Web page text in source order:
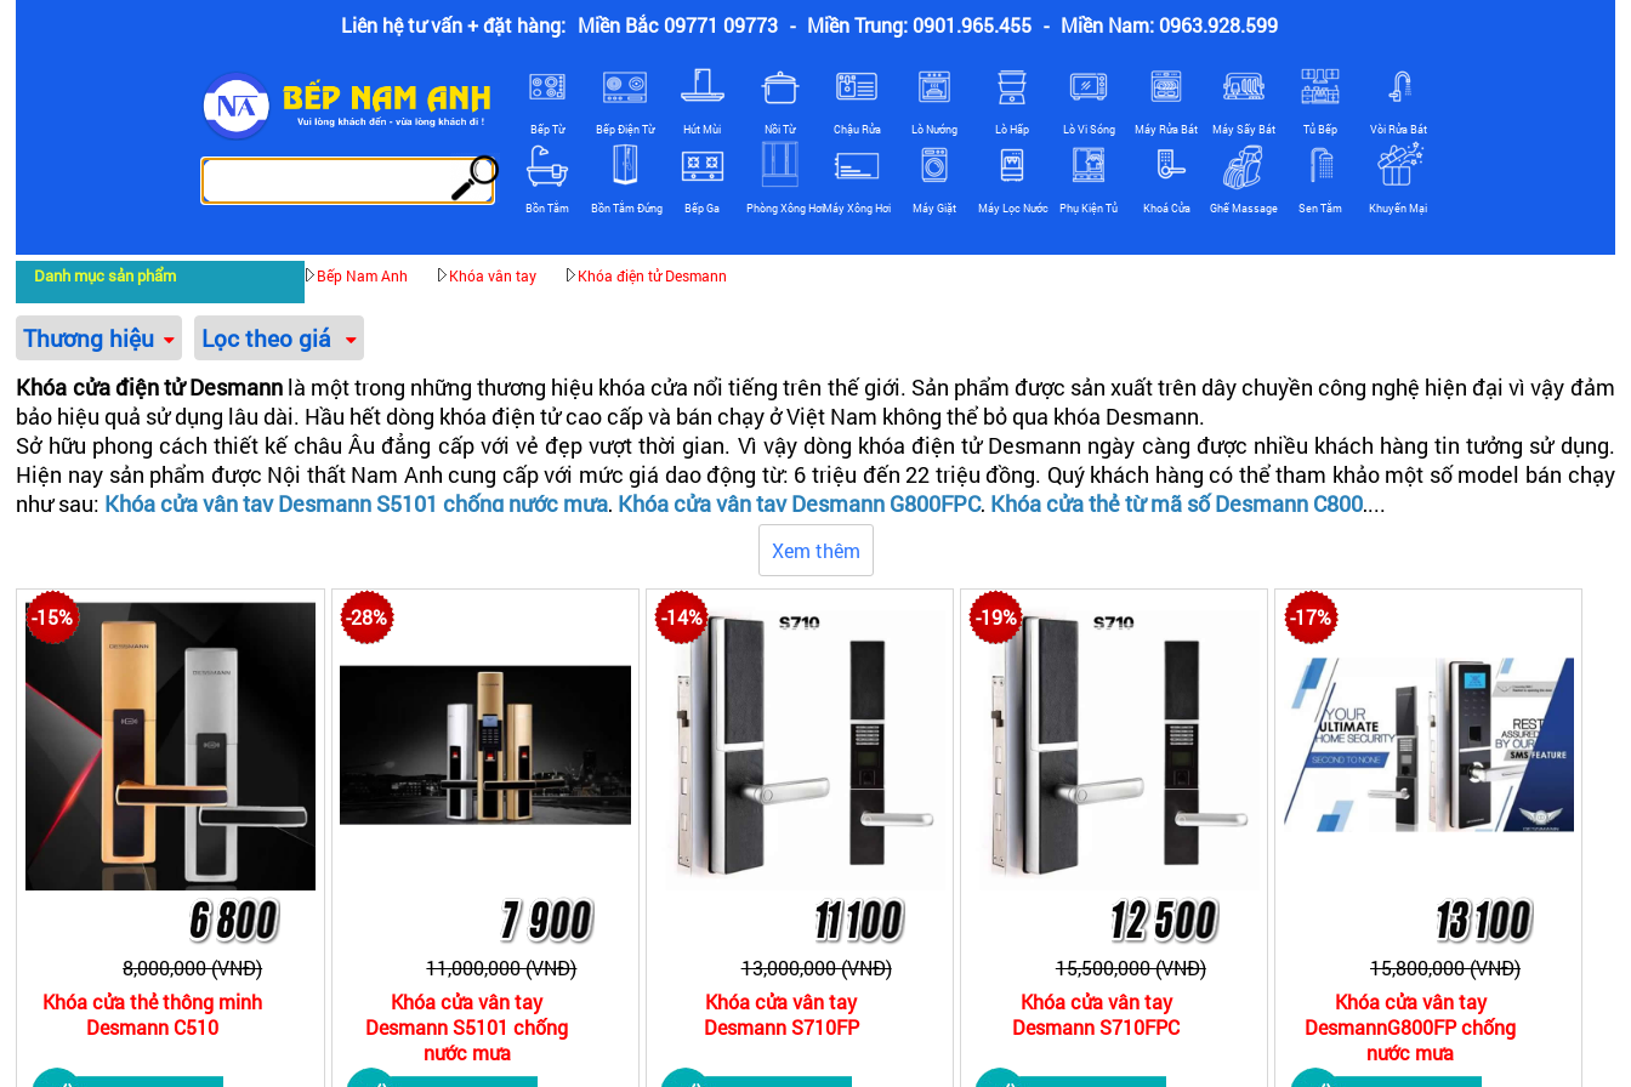
Liên hệ tư vấn + đặt hàng: Miền Bắc 09771 09773 - Miền Trung: 0901.965.455 - Miền Nam: 0963.928.599
Bếp Từ Bếp Điện Từ Hút Mùi Nồi Từ Chậu Rửa Lò Nướng Lò Hấp Lò Vi Sóng Máy Rửa Bát Máy Sấy Bát Tủ Bếp Vòi Rửa Bát
Bồn Tắm Bồn Tắm Đứng Bếp Ga Phòng Xông HơiMáy Xông Hơi Máy Giặt Máy Lọc Nước Phụ Kiện Tủ Khoá Cửa Ghế Massage Sen Tắm Khuyến Mại
Danh mục sản phẩm Bếp Nam Anh Khóa vân tay Khóa điện tử Desmann
Thương hiệu Lọc theo giá
Khóa cửa điện tử Desmannlà một trong những thương hiệu khóa cửa nổi tiếng trên thế giới. Sản phẩm được sản xuất trên dây chuyền công nghệ hiện đại vì vậy đảm
bảo hiệu quả sử dụng lâu dài. Hầu hết dòng khóa điện tử cao cấp và bán chạy ở Việt Nam không thể bỏ qua khóa Desmann.
Sở hữu phong cách thiết kế châu Âu đẳng cấp với vẻ đẹp vượt thời gian. Vì vậy dòng khóa điện tử Desmann ngày càng được nhiều khách hàng tin tưởng sử dụng.
Hiện nay sản phẩm được Nội thất Nam Anh cung cấp với mức giá dao động từ: 6 triệu đến 22 triệu đồng. Quý khách hàng có thể tham khảo một số model bán chạy
như sau: Khóa cửa vân tay Desmann S5101 chống nước mưa, Khóa cửa vân tay Desmann G800FPC, Khóa cửa thẻ từ mã số Desmann C800,...
Xem thêm
-15%
8,000,000 (VNĐ)
Khóa cửa thẻ thông minh
Desmann C510
-28%
11,000,000 (VNĐ)
Khóa cửa vân tay
Desmann S5101 chống
nước mưa
-14%
13,000,000 (VNĐ)
Khóa cửa vân tay
Desmann S710FP
-19%
15,500,000 (VNĐ)
Khóa cửa vân tay
Desmann S710FPC
-17%
15,800,000 (VNĐ)
Khóa cửa vân tay
DesmannG800FP chống
nước mưa